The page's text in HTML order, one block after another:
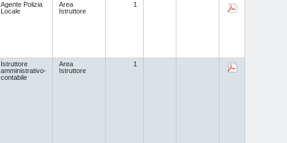
Agente Polizia
Locale
Area
Istruttore
1
Istruttore
amministrativo-
contabile
Area
Istruttore
1